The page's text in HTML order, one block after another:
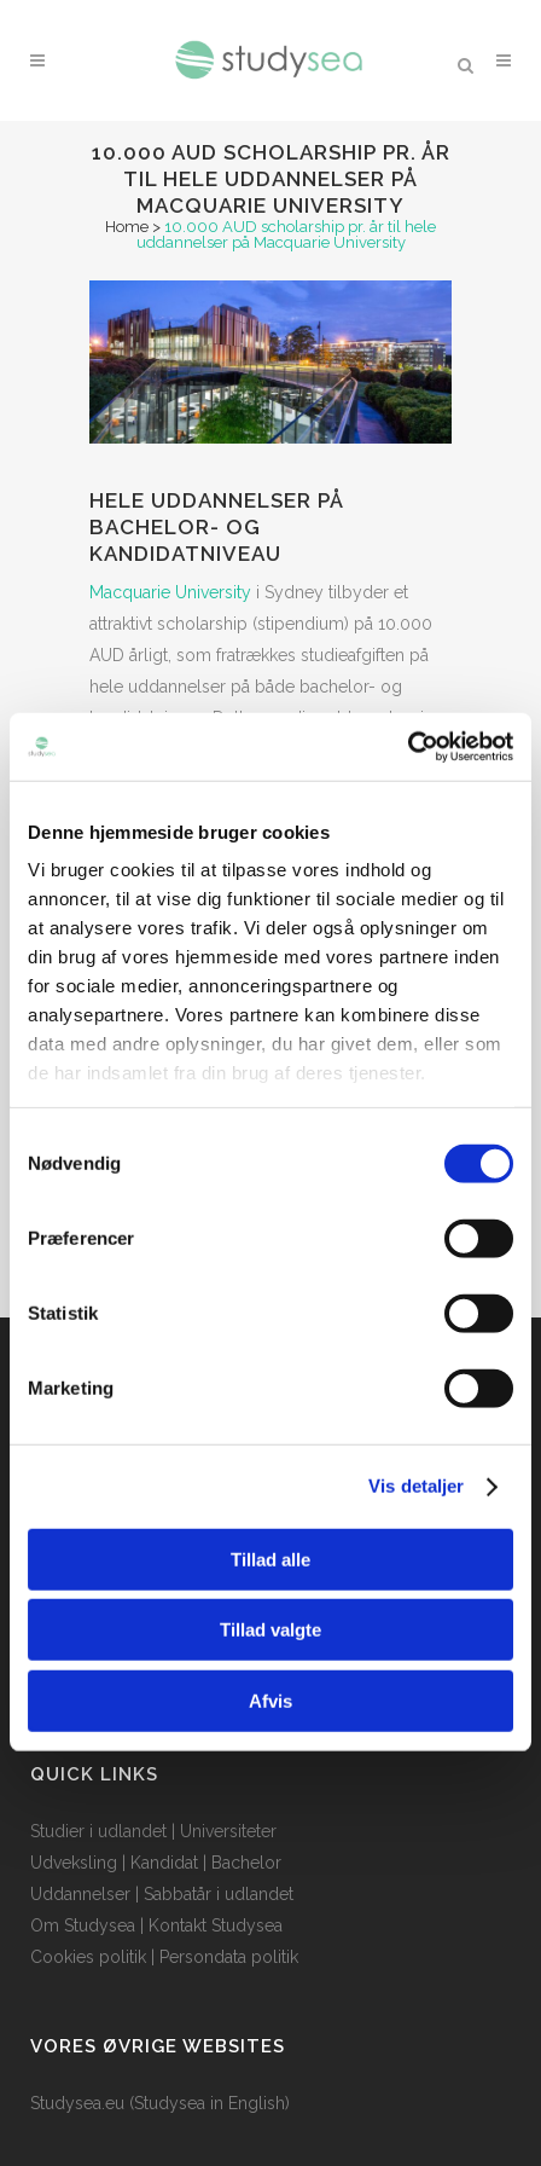
Denne hjemmeside bruger cookies
Vi bruger cookies til at tilpasse vores indhold og
annoncer, til at vise dig funktioner til sociale medier og til
at analysere vores trafik. Vi deler også oplysninger om
din brug af vores hjemmeside med vores partnere inden
for sociale medier, annonceringspartnere og
analysepartnere. Vores partnere kan kombinere disse
data med andre oplysninger, du har givet dem, eller som
de har indsamlet fra din brug af deres tjenester.
Nødvendig
Præferencer
Statistik
Marketing
Vis detaljer
Tillad alle
Tillad valgte
Afvis
10.000 AUD SCHOLARSHIP PR. ÅR
TIL HELE UDDANNELSER PÅ
MACQUARIE UNIVERSITY
Home > 10.000 AUD scholarship pr. år til hele
uddannelser på Macquarie University
HELE UDDANNELSER PÅ
BACHELOR- OG
KANDIDATNIVEAU
Macquarie University i Sydney tilbyder et
attraktivt scholarship (stipendium) på 10.000
AUD årligt, som fratrækkes studieafgiften på
hele uddannelser på både bachelor- og
kandidatniveau. Dette gør din uddannelse, i en
overkommelig.
Macquarie University
CATEGORY
Hel uddannelse
TAGS
australien, deal, hel bachelor, hel kandidat, hel
uddannelse, legat, Macquarie University, MQ,
QUICK LINKS
Studier i udlandet
Universiteter
Udveksling
Kandidat
Bachelor
Uddannelser
Sabbatår i udlandet
Om Studysea
Kontakt Studysea
Cookies politik
Persondata politik
VORES ØVRIGE WEBSITES
Studysea.eu (Studysea in English)